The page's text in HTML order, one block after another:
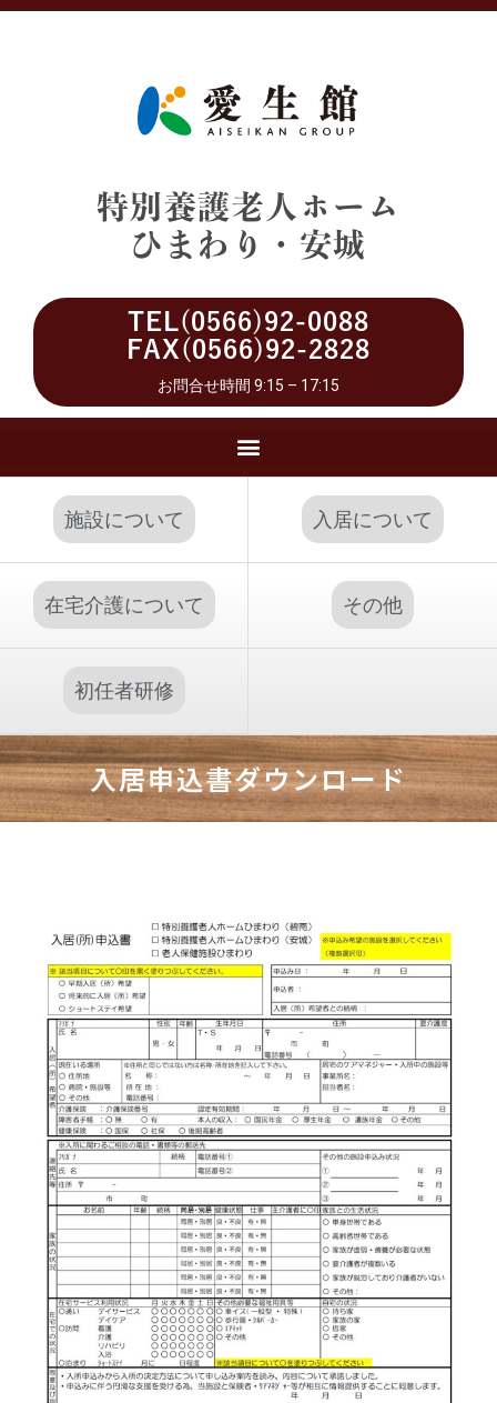
特別養護老人ホーム
ひまわり・安城
TEL(0566)92-0088
FAX(0566)92-2828
お問合せ時間 9:15 – 17:15
施設について 入居について
在宅介護について その他
初任者研修
入居申込書ダウンロード